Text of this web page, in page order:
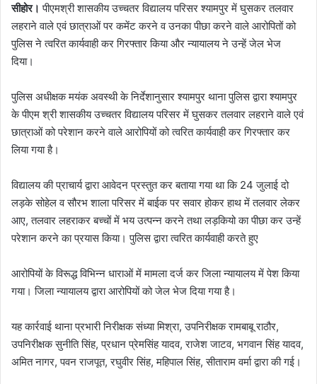
सीहोर।पीएमश्री शासकीय उच्चतर विद्यालय परिसर श्यामपुर में घुसकर तलवार
लहराने वाले एवं छात्राओं पर कमेंट करने व उनका पीछा करने वाले आरोपितों को
पुलिस ने त्वरित कार्यवाही कर गिरफ्तार किया और न्यायालय ने उन्हें जेल भेज
दिया।
पुलिस अधीक्षक मयंक अवस्थी के निर्देशानुसार श्यामपुर थाना पुलिस द्वारा श्यामपुर
के पीएम श्री शासकीय उच्चतर विद्यालय परिसर में घुसकर तलवार लहराने वाले एवं
छात्राओं को परेशान करने वाले आरोपियों को त्वरित कार्यवाही कर गिरफ्तार कर
लिया गया है।
विद्यालय की प्राचार्य द्वारा आवेदन प्रस्तुत कर बताया गया था कि 24 जुलाई दो
लड़के सोहेल व सौरभ शाला परिसर में बाईक पर सवार होकर हाथ में तलवार लेकर
आए, तलवार लहराकर बच्चों में भय उत्पन्न करने तथा लड़कियो का पीछा कर उन्हें
परेशान करने का प्रयास किया। पुलिस द्वारा त्वरित कार्यवाही करते हुए
आरोपियों के विरूद्ध विभिन्न धाराओं में मामला दर्ज कर जिला न्यायालय में पेश किया
गया। जिला न्यायालय द्वारा आरोपियों को जेल भेज दिया गया है।
यह कार्रवाई थाना प्रभारी निरीक्षक संध्या मिश्रा, उपनिरीक्षक रामबाबू राठौर,
उपनिरीक्षक सुनीति सिंह, प्रधान प्रेमसिंह यादव, राजेश जाटव, भगवान सिंह यादव,
अमित नागर, पवन राजपूत, रघुवीर सिंह, महिपाल सिंह, सीताराम वर्मा द्वारा की गई।